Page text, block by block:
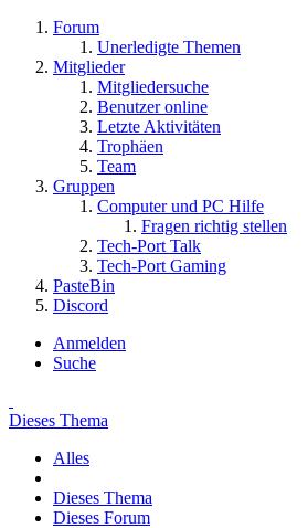
Forum
Unerledigte Themen
Mitglieder
Mitgliedersuche
Benutzer online
Letzte Aktivitäten
Trophäen
Team
Gruppen
Computer und PC Hilfe
Fragen richtig stellen
Tech-Port Talk
Tech-Port Gaming
PasteBin
Discord
Anmelden
Suche
Dieses Thema
Alles
Dieses Thema
Dieses Forum